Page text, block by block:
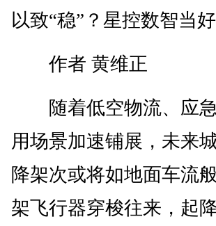
以致“稳”？星控数智当
作者 黄维正
随着低空物流、应急
用场景加速铺展，未来
降架次或将如地面车
架飞行器穿梭往来，起